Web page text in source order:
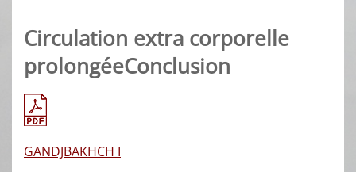
Circulation extra corporelle
prolongéeConclusion
GANDJBAKHCH I